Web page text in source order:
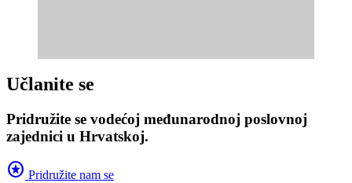
Učlanite se
Pridružite se vodećoj međunarodnoj poslovnoj
zajednici u Hrvatskoj.
stars Pridružite nam se